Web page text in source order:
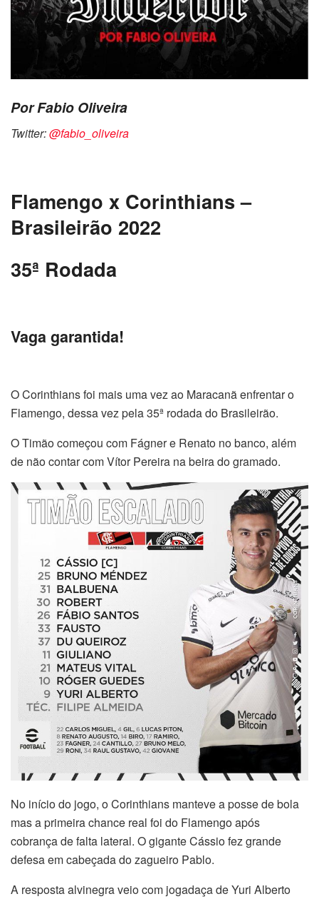
Por Fabio Oliveira
Twitter:@fabio_oliveira
Flamengo x Corinthians –
Brasileirão 2022
35ª Rodada
Vaga garantida!
O Corinthians foi mais uma vez ao Maracanã enfrentar o
Flamengo, dessa vez pela 35ª rodada do Brasileirão.
O Timão começou com Fágner e Renato no banco, além
de não contar com Vítor Pereira na beira do gramado.
No início do jogo, o Corinthians manteve a posse de bola
mas a primeira chance real foi do Flamengo após
cobrança de falta lateral. O gigante Cássio fez grande
defesa em cabeçada do zagueiro Pablo.
A resposta alvinegra veio com jogadaça de Yuri Alberto